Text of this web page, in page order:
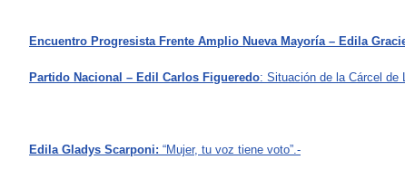
Encuentro Progresista Frente Amplio Nueva Mayoría – Edila
Partido Nacional – Edil Carlos Figueredo: Situación de la Cárcel
Edila Gladys Scarponi: “Mujer, tu voz tiene voto”.-